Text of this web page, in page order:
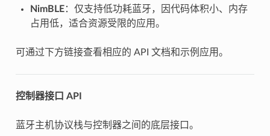
NimBLE：仅支持低功耗蓝牙，因代码体积小、内存
占用低，适合资源受限的应用。
可通过下方链接查看相应的 API 文档和示例应用。
控制器接口 API
蓝牙主机协议栈与控制器之间的底层接口。